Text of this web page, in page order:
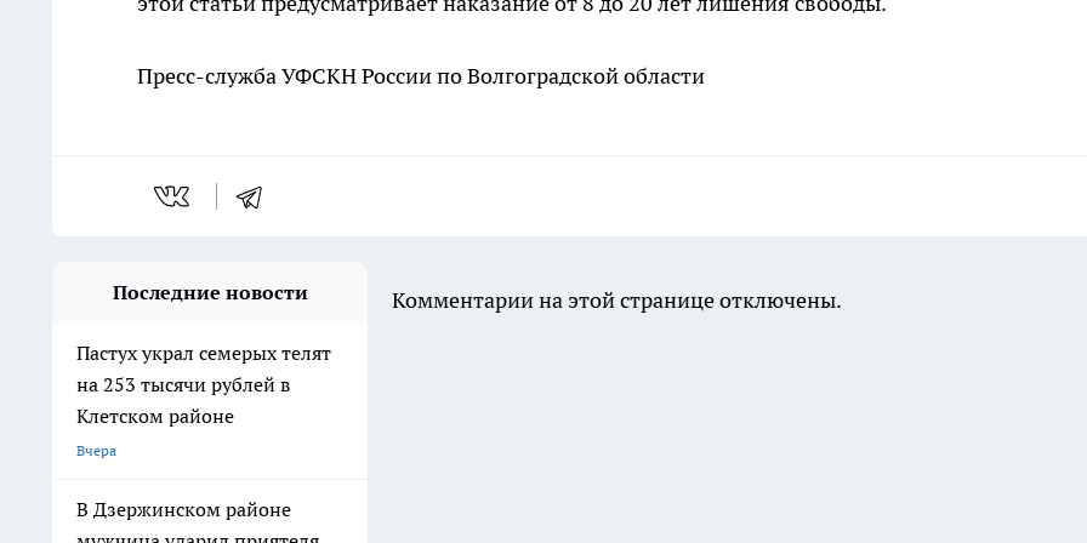
Пресс-служба УФСКН России по Волгоградской области
Последние новости
Пастух украл семерых телят
на 253 тысячи рублей в
Клетском районе
Вчера
В Дзержинском районе
Комментарии на этой странице отключены.